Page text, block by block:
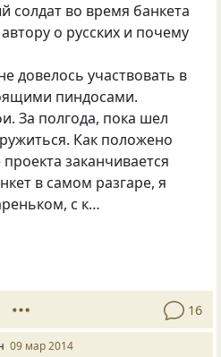
солдат во время банкета
о русских и почему
довелось участвовать в
пиндосами.
За полгода, пока шел
Как положено
заканчивается
в самом разгаре, я
с к…
16
09 мар 2014